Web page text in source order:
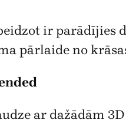
ir parādījies
pārlaide no
ar dažādām